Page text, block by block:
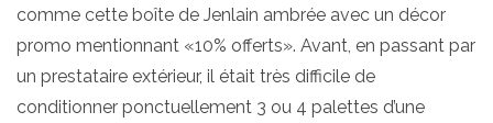
comme cette boîte de Jenlain ambrée avec un décor
promo mentionnant «10% offerts». Avant, en passant par
un prestataire extérieur, il était très difficile de
conditionner ponctuellement 3 ou 4 palettes d’une